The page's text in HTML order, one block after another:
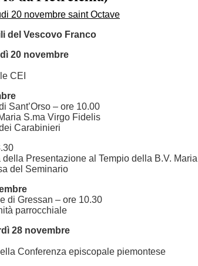
del Vescovo Franco
20 novembre
CEI
Sant’Orso – ore 10.00
S.ma Virgo Fidelis
Carabinieri
della Presentazione al Tempio della B.V. Maria
del Seminario
di Gressan – ore 10.30
parrocchiale
28 novembre
Conferenza episcopale piemontese